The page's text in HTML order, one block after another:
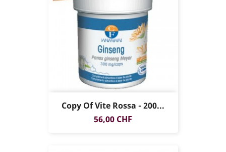
Copy Of Vite Rossa - 200...
Prezzo
56,00 CHF